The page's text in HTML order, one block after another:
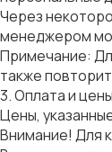
Через
менеджером
Примечание:
также
3. Оплата и цены
Цены,
Внимание! Для